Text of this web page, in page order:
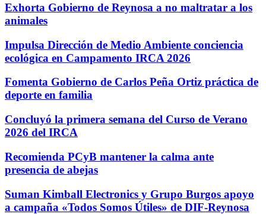
Exhorta Gobierno de Reynosa a no maltratar a los
animales
Impulsa Dirección de Medio Ambiente conciencia
ecológica en Campamento IRCA 2026
Fomenta Gobierno de Carlos Peña Ortiz práctica de
deporte en familia
Concluyó la primera semana del Curso de Verano
2026 del IRCA
Recomienda PCyB mantener la calma ante
presencia de abejas
Suman Kimball Electronics y Grupo Burgos apoyo
a campaña «Todos Somos Útiles» de DIF-Reynosa